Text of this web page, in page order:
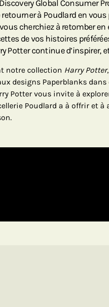
Global Consumer
à Poudlard en
cherchiez à retomber
de vos histoires
Potter continue d’inspirer,
notre collection Harry Potter
designs Paperblanks
Potter vous invite à
Poudlard a à offrir et